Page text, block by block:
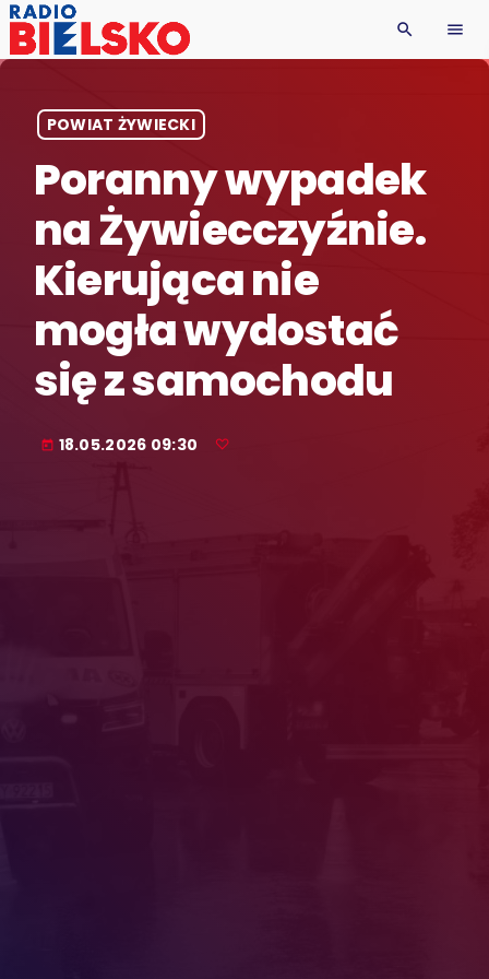
search menu
POWIAT ŻYWIECKI
Poranny wypadek
na Żywiecczyźnie.
Kierująca nie
mogła wydostać
się z samochodu
today 18.05.2026 09:30